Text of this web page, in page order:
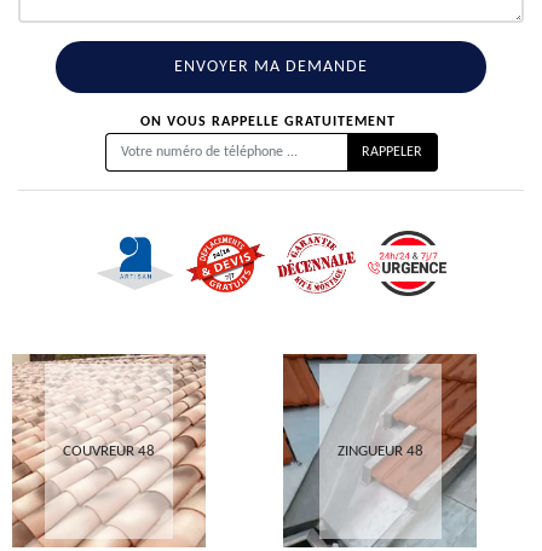
ON VOUS RAPPELLE GRATUITEMENT
COUVREUR 48 ZINGUEUR 48